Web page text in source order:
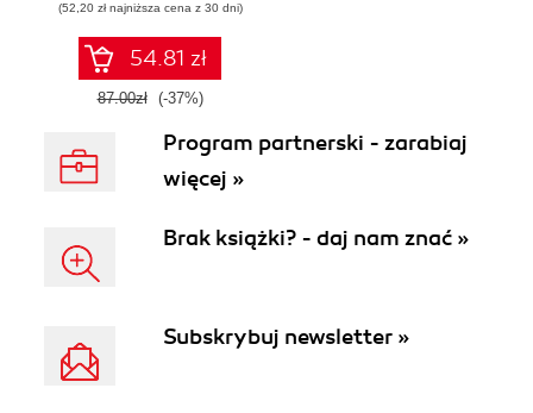
potencjał inżynierii
promptów z
technologiami
OpenAI dla
zwiększenia
kreatywności.
(52,20 zł najniższa cena z 30 dni)
54.81 zł
87.00zł (-37%)
Program partnerski - zarabiaj
więcej »
Brak książki? - daj nam znać »
Subskrybuj newsletter »